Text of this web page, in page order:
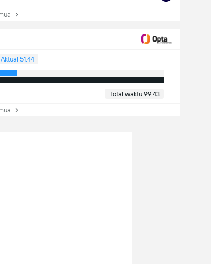
Aktual 51:44
Total waktu 99:43